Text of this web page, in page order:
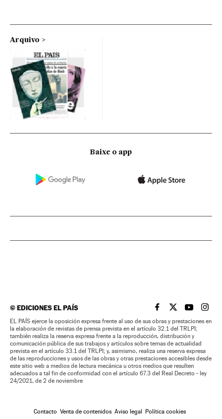
Arquivo
Baixe o app
©EDICIONES EL PAÍS EL PAÍS BRASIL EN
EL PAÍSEL PAÍS
EL
EL PAÍS ejerce la oposición expresa frente al uso de sus obras y prestaciones en
la elaboración de revistas de prensa prevista en el artículo 32.1 del TRLPI;
también realiza la reserva expresa frente a la reproducción, distribución y
comunicación pública de sus trabajos y artículos sobre temas de actualidad
prevista en el artículo 33.1 del TRLPI; y, asimismo, realiza una reserva expresa
de las reproducciones y usos de las obras y otras prestaciones accesibles desde
este sitio web a medios de lectura mecánica u otros medios que resulten
adecuados a tal fin de conformidad con el artículo 67.3 del Real Decreto - ley
24/2021, de 2 de noviembre
Contacto Venta de contenidos Aviso legal Política cookies